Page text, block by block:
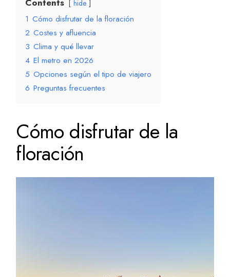
Contents hide
1 Cómo disfrutar de la floración
2 Costes y afluencia
3 Clima y qué llevar
4 El metro en 2026
5 Opciones según el tipo de viajero
6 Preguntas frecuentes
Cómo disfrutar de la
floración